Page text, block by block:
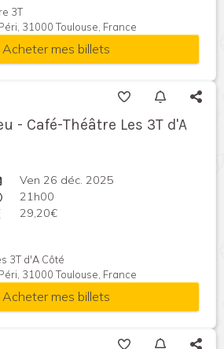
3T
31000 Toulouse, France
Acheter mes billets
- Café-Théâtre Les 3T d'A
Ven 26 déc. 2025
21h00
29,20€
3T d'A Côté
31000 Toulouse, France
Acheter mes billets